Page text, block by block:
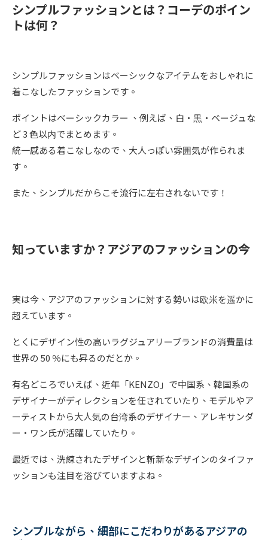
シンプルファッションとは？コーデのポイン
トは何？
シンプルファッションはベーシックなアイテムをおしゃれに
着こなしたファッションです。
ポイントはベーシックカラー 、例えば、白‧黒‧ベージュな
ど 3 色以内でまとめます。
統一感ある着こなしなので、大人っぽい雰囲気が作られま
す。
また、シンプルだからこそ流行に左右されないです！
知っていますか？アジアのファッションの今
実は今、アジアのファッションに対する勢いは欧米を遥かに
超えています。
とくにデザイン性の高いラグジュアリーブランドの消費量は
世界の 50 ％にも昇るのだとか。
有名どころでいえば、近年「KENZO」で中国系、韓国系の
デザイナーがディレクションを任されていたり、モデルやア
ーティストから大人気の台湾系のデザイナー、アレキサンダ
ー・ワン氏が活躍していたり。
最近では、洗練されたデザインと斬新なデザインのタイファ
ッションも注目を浴びていますよね。
シンプルながら、細部にこだわりがあるアジアの